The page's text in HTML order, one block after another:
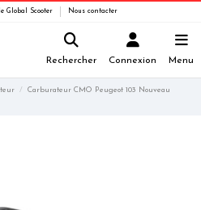
Global Scooter Nous contacter
Rechercher Connexion Menu
Carburateur CMO Peugeot 103 Nouveau